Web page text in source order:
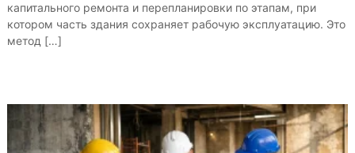
капитального ремонта и перепланировки по этапам, при
котором часть здания сохраняет рабочую эксплуатацию. Это
метод […]